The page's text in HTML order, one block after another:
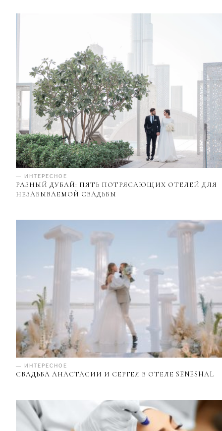
— ИНТЕРЕСНОЕ
РАЗНЫЙ ДУБАЙ: ПЯТЬ ПОТРЯСАЮЩИХ ОТЕЛЕЙ ДЛЯ
НЕЗАБЫВАЕМОЙ СВАДЬБЫ
— ИНТЕРЕСНОЕ
СВАДЬБА АНАСТАСИИ И СЕРГЕЯ В ОТЕЛЕ SENESHAL